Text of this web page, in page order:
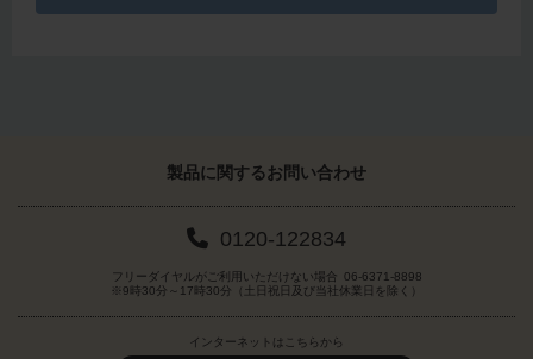
製品に関するお問い合わせ
0120-122834
フリーダイヤルがご利用いただけない場合 06-6371-8898
※9時30分～17時30分（土日祝日及び当社休業日を除く）
インターネットはこちらから